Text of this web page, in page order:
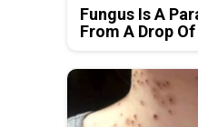
Fungus Is A
From A Drop